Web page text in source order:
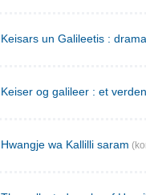
Keisars un Galileetis :
Keiser og galileer : et
Hwangje wa Kallilli saram